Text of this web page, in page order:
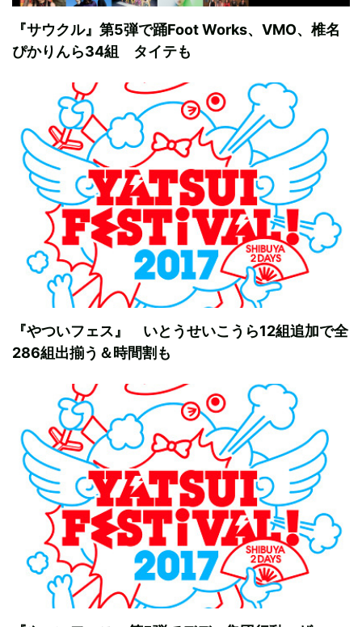
『サウクル』第5弾で踊Foot Works、VMO、椎名
ぴかりんら34組 タイテも
『やついフェス』 いとうせいこうら12組追加で全
286組出揃う＆時間割も